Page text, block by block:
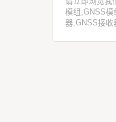
模组,GNSS模
器,GNSS接收